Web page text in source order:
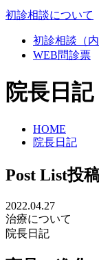
初診相談について
初診相談（内
WEB問診票
院長日記
HOME
院長日記
Post List投
2022.04.27
治療について
院長日記